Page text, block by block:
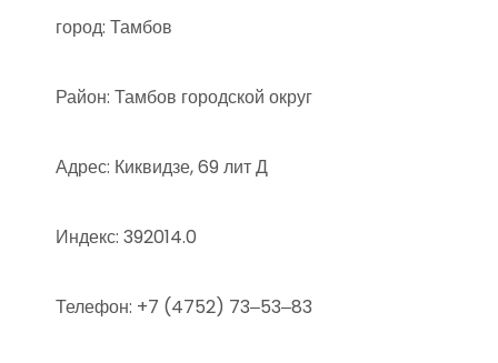
город: Тамбов
Район: Тамбов городской округ
Адрес: Киквидзе, 69 лит Д
Индекс: 392014.0
Телефон: +7 (4752) 73‒53‒83